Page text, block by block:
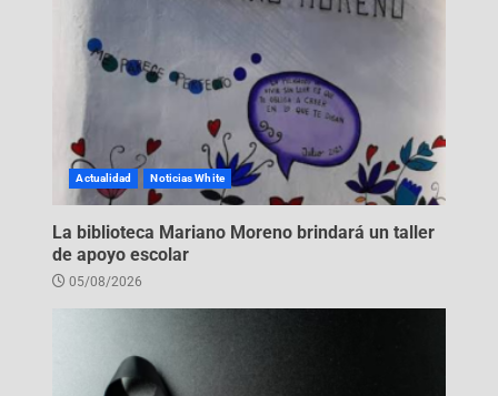
Actualidad Noticias White
La biblioteca Mariano Moreno brindará un taller
de apoyo escolar
05/08/2026